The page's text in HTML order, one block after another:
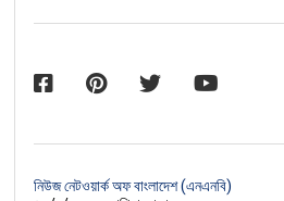
নিউজ নেটওয়ার্ক অফ বাংলাদেশ (এনএনবি)